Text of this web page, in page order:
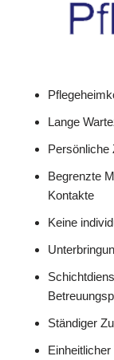
Lange
Persönliche
Begrenzte
Kontakte
Keine
Ständiger